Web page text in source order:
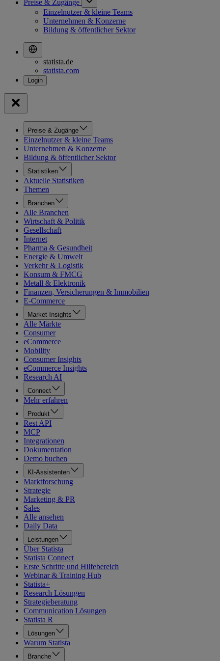
Preise & Zugänge
Einzelnutzer & kleine Teams
Unternehmen & Konzerne
Bildung & öffentlicher Sektor
statista.de
statista.com
Preise & Zugänge
Einzelnutzer & kleine Teams
Unternehmen & Konzerne
Bildung & öffentlicher Sektor
Statistiken
Aktuelle Statistiken
Themen
Branchen
Alle Branchen
Wirtschaft & Politik
Gesellschaft
Internet
Pharma & Gesundheit
Energie & Umwelt
Verkehr & Logistik
Konsum & FMCG
Metall & Elektronik
Finanzen, Versicherungen & Immobilien
E-Commerce
Market Insights
Alle Märkte
Consumer
eCommerce
Mobility
Consumer Insights
eCommerce Insights
Research AI
Connect
Mehr erfahren
Produkt
Rest API
MCP
Integrationen
Dokumentation
Demo buchen
KI-Assistenten
Marktforschung
Strategie
Marketing & PR
Sales
Alle ansehen
Daily Data
Leistungen
Über Statista
Statista Connect
Erste Schritte und Hilfebereich
Webinar & Training Hub
Statista+
Research Lösungen
Strategieberatung
Communication Lösungen
Statista R
Lösungen
Warum Statista
Branche